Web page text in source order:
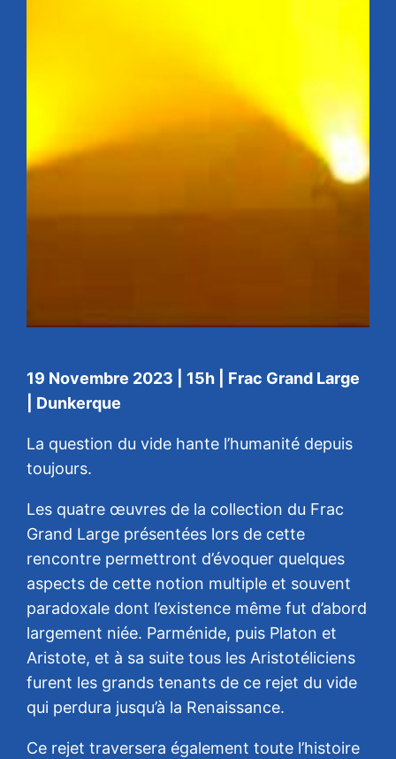
19 Novembre 2023 | 15h | Frac Grand Large
| Dunkerque
La question du vide hante l’humanité depuis
toujours.
Les quatre œuvres de la collection du Frac
Grand Large présentées lors de cette
rencontre permettront d’évoquer quelques
aspects de cette notion multiple et souvent
paradoxale dont l’existence même fut d’abord
largement niée. Parménide, puis Platon et
Aristote, et à sa suite tous les Aristotéliciens
furent les grands tenants de ce rejet du vide
qui perdura jusqu’à la Renaissance.
Ce rejet traversera également toute l’histoire